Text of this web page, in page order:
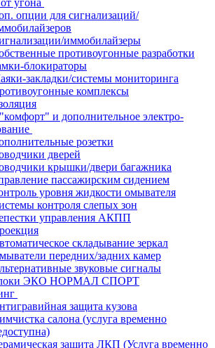
угона
опции для сигнализаций/
иммобилайзеры
противоугонные разработки
блокираторы
закладки/системы мониторинга
комплексы
и дополнительное электро-
розетки
дверей
крышки/двери багажника
пассажирским сидением
уровня жидкости омывателя
контроля слепых зон
управления АКПП
складывание зеркал
передних/задних камер
звуковые сигналы
ЭКО НОРМАЛ СПОРТ
защита кузова
салона (услуга временно
защита ЛКП (Услуга временно